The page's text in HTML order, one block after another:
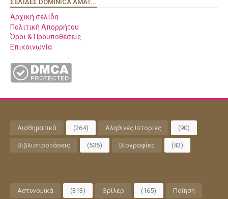
ΣΕΛΊΔΕΣ DOMINICA AMAT...
Αρχική σελίδα
Πολιτική Απορρήτου
Όροι & Προϋποθέσεις
Επικοινωνία
Αισθηματικά (264) Αληθινές Ιστορίες (90)
Βιβλιοπροτάσεις (535) Βιογραφίες (43)
Αστυνομικά (313) Θρίλερ (165) Ποίηση